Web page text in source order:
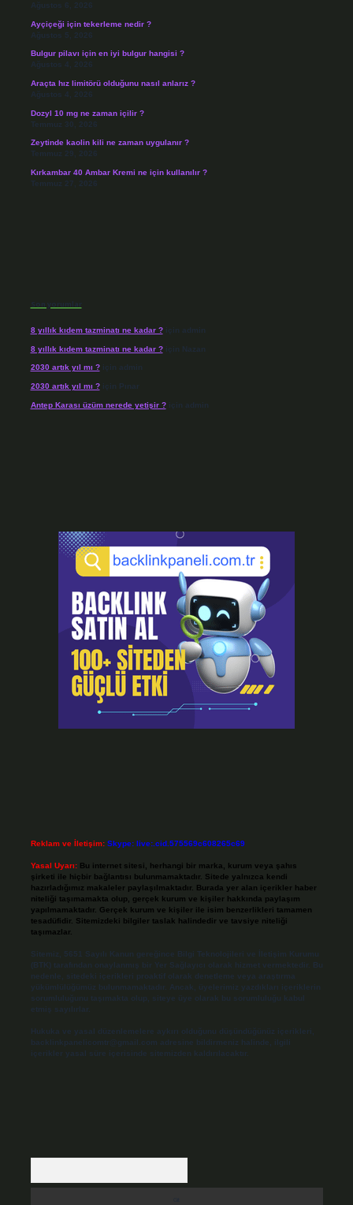
Ağustos 6, 2026
Ayçiçeği için tekerleme nedir ?
Ağustos 5, 2026
Bulgur pilavı için en iyi bulgur hangisi ?
Ağustos 4, 2026
Araçta hız limitörü olduğunu nasıl anlarız ?
Ağustos 4, 2026
Dozyl 10 mg ne zaman içilir ?
Temmuz 30, 2026
Zeytinde kaolin kili ne zaman uygulanır ?
Temmuz 29, 2026
Kırkambar 40 Ambar Kremi ne için kullanılır ?
Temmuz 27, 2026
Son yorumlar
8 yıllık kıdem tazminatı ne kadar ?için admin
8 yıllık kıdem tazminatı ne kadar ?için Nazan
2030 artık yıl mı ?için admin
2030 artık yıl mı ?için Pınar
Antep Karası üzüm nerede yetişir ?için admin
Reklam ve İletişim: Skype: live:.cid.575569c608265c69
Yasal Uyarı: Bu internet sitesi, herhangi bir marka, kurum veya şahıs
şirketi ile hiçbir bağlantısı bulunmamaktadır. Sitede yalnızca kendi
hazırladığımız makaleler paylaşılmaktadır. Burada yer alan içerikler haber
niteliği taşımamakta olup, gerçek kurum ve kişiler hakkında paylaşım
yapılmamaktadır. Gerçek kurum ve kişiler ile isim benzerlikleri tamamen
tesadüfidir. Sitemizdeki bilgiler taslak halindedir ve tavsiye niteliği
taşımazlar.
Sitemiz, 5651 Sayılı Kanun gereğince Bilgi Teknolojileri ve İletişim Kurumu
(BTK) tarafından onaylanmış bir Yer Sağlayıcı olarak hizmet vermektedir. Bu
nedenle, sitedeki içerikleri proaktif olarak denetleme veya araştırma
yükümlülüğümüz bulunmamaktadır. Ancak, üyelerimiz yazdıkları içeriklerin
sorumluluğunu taşımakta olup, siteye üye olarak bu sorumluluğu kabul
etmiş sayılırlar.
Hukuka ve yasal düzenlemelere aykırı olduğunu düşündüğünüz içerikleri,
backlinkpanelicomtr@gmail.com adresine bildirmeniz halinde, ilgili
içerikler yasal süre içerisinde sitemizden kaldırılacaktır.